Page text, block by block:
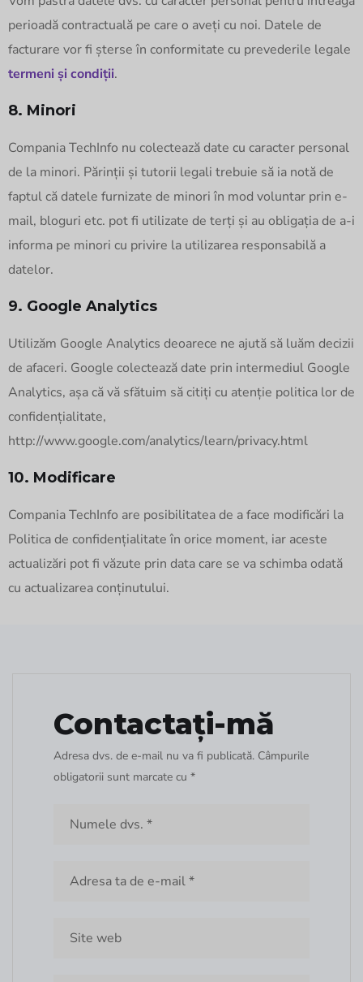
perioadă contractuală pe care o aveți cu noi. Datele de
facturare vor fi șterse în conformitate cu prevederile legale
termeni și condiții.
8. Minori
Compania TechInfo nu colectează date cu caracter personal
de la minori. Părinții și tutorii legali trebuie să ia notă de
faptul că datele furnizate de minori în mod voluntar prin e-
mail, bloguri etc. pot fi utilizate de terți și au obligația de a-i
informa pe minori cu privire la utilizarea responsabilă a
datelor.
9. Google Analytics
Utilizăm Google Analytics deoarece ne ajută să luăm decizii
de afaceri. Google colectează date prin intermediul Google
Analytics, așa că vă sfătuim să citiți cu atenție politica lor de
confidențialitate,
http://www.google.com/analytics/learn/privacy.html
10. Modificare
Compania TechInfo are posibilitatea de a face modificări la
Politica de confidențialitate în orice moment, iar aceste
actualizări pot fi văzute prin data care se va schimba odată
cu actualizarea conținutului.
Contactați-mă
Adresa dvs. de e-mail nu va fi publicată. Câmpurile
obligatorii sunt marcate cu *